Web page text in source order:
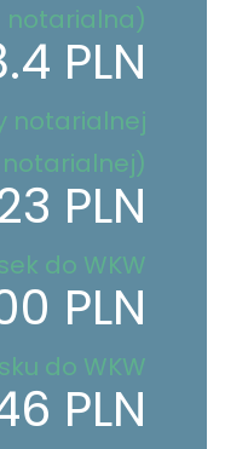
notarialna)
PLN
notarialnej
notarialnej)
PLN
do WKW
PLN
do WKW
PLN